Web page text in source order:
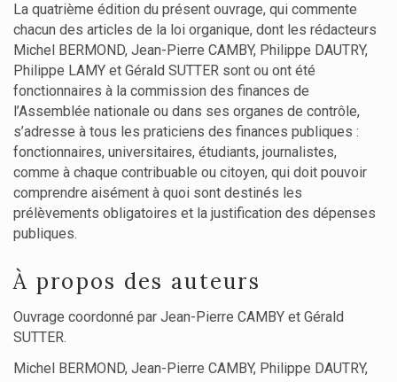
La quatrième édition du présent ouvrage, qui commente
chacun des articles de la loi organique, dont les rédacteurs
Michel BERMOND, Jean-Pierre CAMBY, Philippe DAUTRY,
Philippe LAMY et Gérald SUTTER sont ou ont été
fonctionnaires à la commission des finances de
l’Assemblée nationale ou dans ses organes de contrôle,
s’adresse à tous les praticiens des finances publiques :
fonctionnaires, universitaires, étudiants, journalistes,
comme à chaque contribuable ou citoyen, qui doit pouvoir
comprendre aisément à quoi sont destinés les
prélèvements obligatoires et la justification des dépenses
publiques.
À propos des auteurs
Ouvrage coordonné par Jean-Pierre CAMBY et Gérald
SUTTER.
Michel BERMOND, Jean-Pierre CAMBY, Philippe DAUTRY,